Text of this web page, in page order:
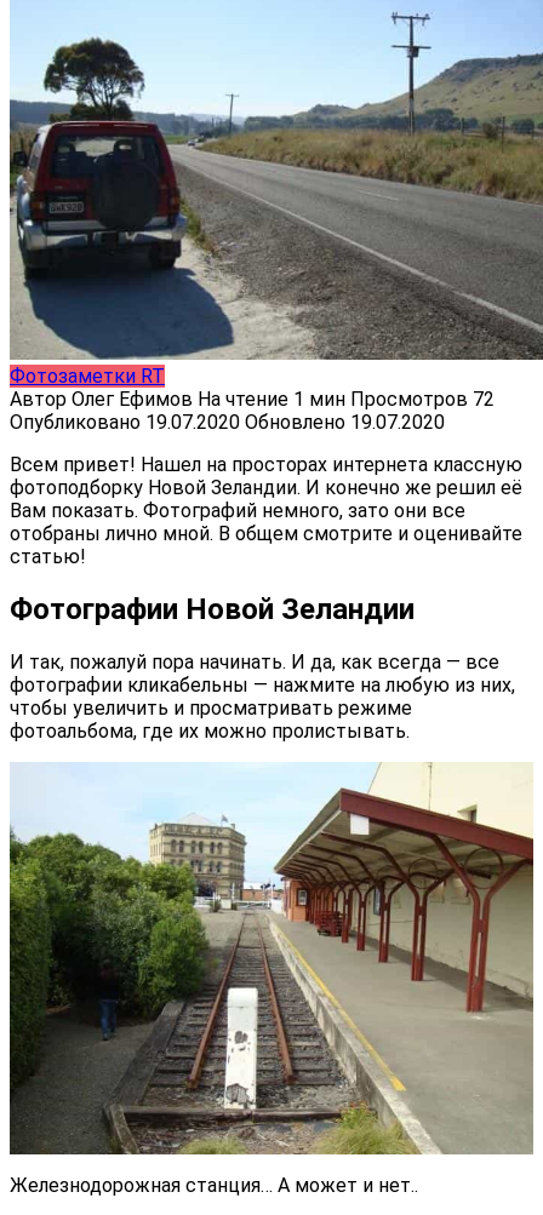
Фотозаметки RT
Автор Олег Ефимов На чтение 1 мин Просмотров 72
Опубликовано 19.07.2020 Обновлено 19.07.2020
Всем привет! Нашел на просторах интернета классную
фотоподборку Новой Зеландии. И конечно же решил её
Вам показать. Фотографий немного, зато они все
отобраны лично мной. В общем смотрите и оценивайте
статью!
Фотографии Новой Зеландии
И так, пожалуй пора начинать. И да, как всегда — все
фотографии кликабельны — нажмите на любую из них,
чтобы увеличить и просматривать режиме
фотоальбома, где их можно пролистывать.
Железнодорожная станция… А может и нет..